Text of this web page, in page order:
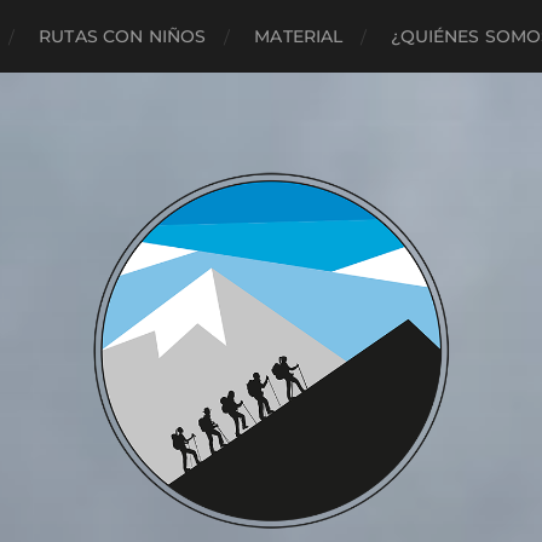
RUTAS CON NIÑOS MATERIAL ¿QUIÉNES